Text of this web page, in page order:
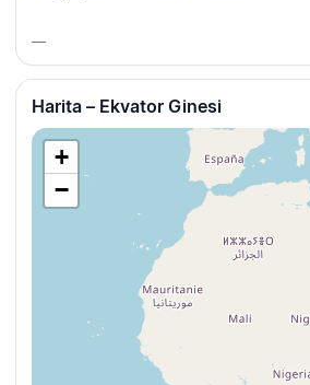
—
Harita – Ekvator Ginesi
+
−